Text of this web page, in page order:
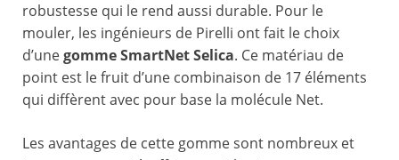
robustesse qui le rend aussi durable. Pour le
mouler, les ingénieurs de Pirelli ont fait le choix
d’unegomme SmartNet Selica. Ce matériau de
point est le fruit d’une combinaison de 17 éléments
qui diffèrent avec pour base la molécule Net.
Les avantages de cette gomme sont nombreux et